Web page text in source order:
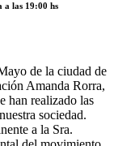
a las 19:00 hs
de la ciudad de
Amanda Rorra,
han realizado las
sociedad.
a la Sra.